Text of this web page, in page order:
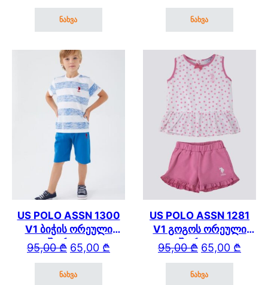
ნახვა
ნახვა
US POLO ASSN 1300
V1 ბიჭის ორეული
შორტით
95,00₾ Original price was: 95,00 ₾.
65,00 ₾
Current price is: 65,00 ₾.
ნახვა
US POLO ASSN 1281
V1 გოგოს ორეული
შორტით
95,00₾ Original price
65,00 ₾
Current price is:
ნახვა